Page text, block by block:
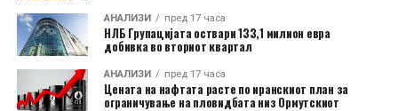
АНАЛИЗИ пред 17 часа
НЛБ Групацијата оствари 133,1 милион евра
добивка во вториот квартал
АНАЛИЗИ пред 17 часа
Цената на нафтата расте по иранскиот план за
ограничување на пловидбата низ Ормутскиот